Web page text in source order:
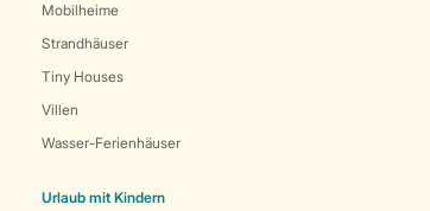
Mobilheime
Strandhäuser
Tiny Houses
Villen
Wasser-Ferienhäuser
Urlaub mit Kindern